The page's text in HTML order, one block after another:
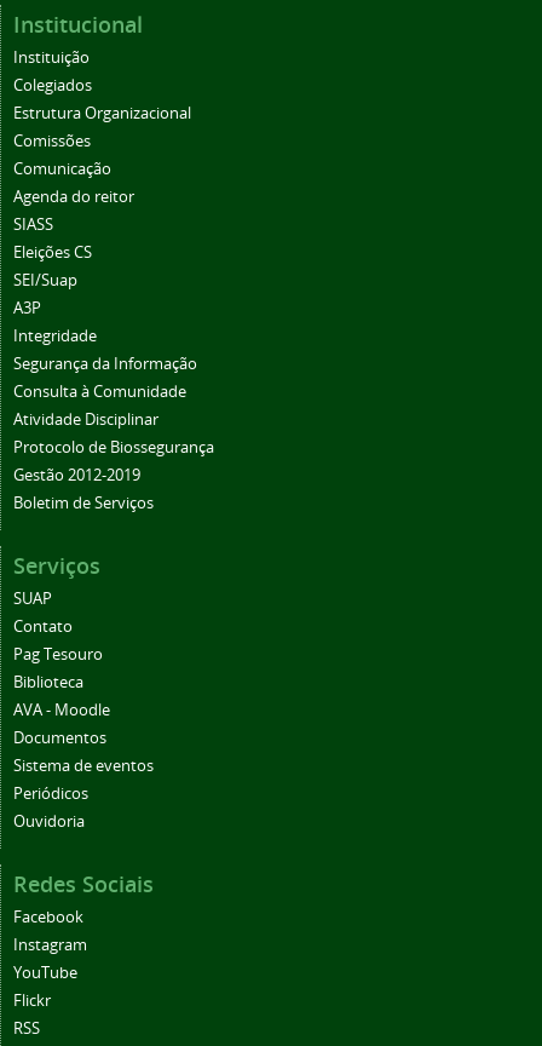
Institucional
Instituição
Colegiados
Estrutura Organizacional
Comissões
Comunicação
Agenda do reitor
SIASS
Eleições CS
SEI/Suap
A3P
Integridade
Segurança da Informação
Consulta à Comunidade
Atividade Disciplinar
Protocolo de Biossegurança
Gestão 2012-2019
Boletim de Serviços
Serviços
SUAP
Contato
Pag Tesouro
Biblioteca
AVA - Moodle
Documentos
Sistema de eventos
Periódicos
Ouvidoria
Redes Sociais
Facebook
Instagram
YouTube
Flickr
RSS